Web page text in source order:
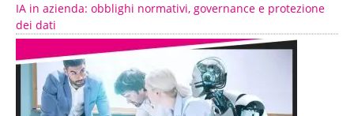
IA in azienda: obblighi normativi, governance e protezione
dei dati